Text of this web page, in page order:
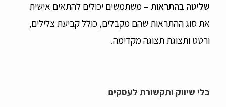
שליטה בהתראות – משתמשים יכולים להתאים אישית
את סוג ההתראות שהם מקבלים, כולל קביעת צלילים,
ורטט ותצוגת תצוגה מקדימה.
כלי שיווק ותקשורת לעסקים